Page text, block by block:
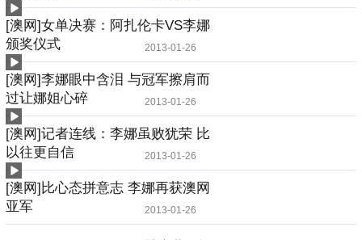
[澳网]女单决赛：阿扎伦卡VS李娜
颁奖仪式
2013-01-26
[澳网]李娜眼中含泪 与冠军擦肩而
过让娜姐心碎
2013-01-26
[澳网]记者连线：李娜虽败犹荣 比
以往更自信
2013-01-26
[澳网]比心态拼意志 李娜再获澳网
亚军
2013-01-26